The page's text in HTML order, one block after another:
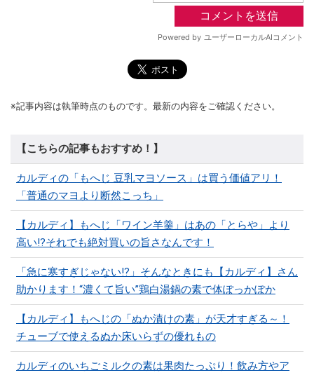
※記事内容は執筆時点のものです。最新の内容をご確認ください。
【こちらの記事もおすすめ！】
カルディの「もへじ 豆乳マヨソース」は買う価値アリ！
「普通のマヨより断然こっち」
【カルディ】もへじ「ワイン羊羹」はあの「とらや」より
高い!?それでも絶対買いの旨さなんです！
「急に寒すぎじゃない!?」そんなときにも【カルディ】さん
助かります！“濃くて旨い”鶏白湯鍋の素で体ぽっかぽか
【カルディ】もへじの「ぬか漬けの素」が天才すぎる～！
チューブで使えるぬか床いらずの優れもの
カルディのいちごミルクの素は果肉たっぷり！飲み方やア